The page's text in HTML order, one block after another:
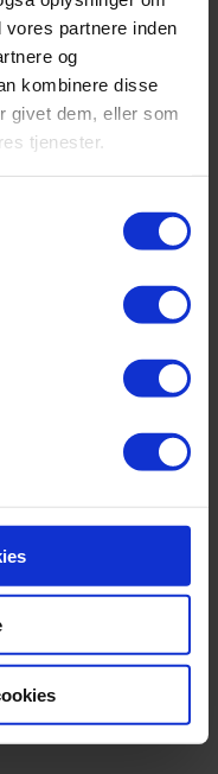
partnere inden
og
kombinere disse
givet dem, eller som
tjenester.